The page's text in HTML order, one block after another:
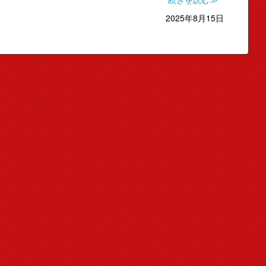
2025年8月15日